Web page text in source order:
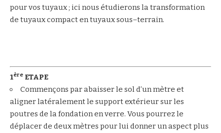
pour vos tuyaux ; ici nous étudierons la transformation
de tuyaux compact en tuyaux sous–terrain.
1ère ETAPE
Commençons par abaisser le sol d’un mètre et
aligner latéralement le support extérieur sur les
poutres de la fondation en verre. Vous pourrez le
déplacer de deux mètres pour lui donner un aspect plus